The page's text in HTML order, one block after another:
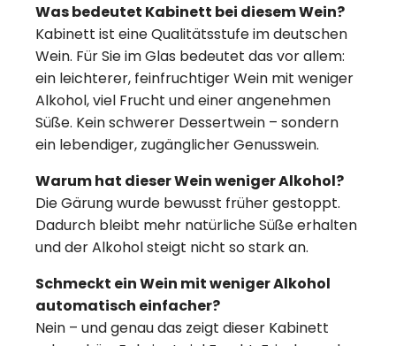
Was bedeutet Kabinett bei diesem Wein?
Kabinett ist eine Qualitätsstufe im deutschen
Wein. Für Sie im Glas bedeutet das vor allem:
ein leichterer, feinfruchtiger Wein mit weniger
Alkohol, viel Frucht und einer angenehmen
Süße. Kein schwerer Dessertwein – sondern
ein lebendiger, zugänglicher Genusswein.
Warum hat dieser Wein weniger Alkohol?
Die Gärung wurde bewusst früher gestoppt.
Dadurch bleibt mehr natürliche Süße erhalten
und der Alkohol steigt nicht so stark an.
Schmeckt ein Wein mit weniger Alkohol
automatisch einfacher?
Nein – und genau das zeigt dieser Kabinett